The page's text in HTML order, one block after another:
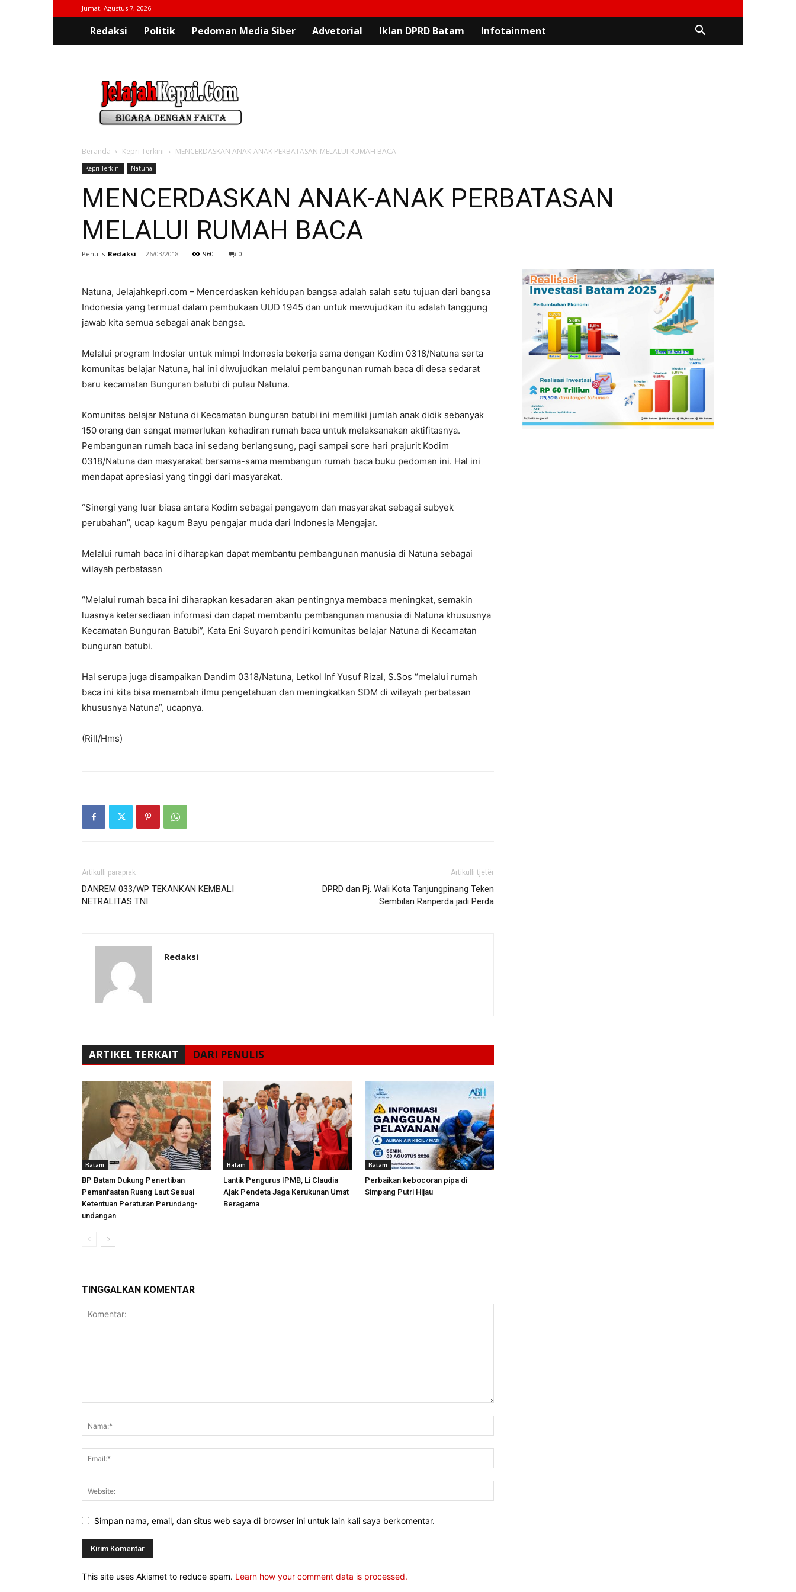
Jumat, Agustus 7, 2026
Redaksi Politik Pedoman Media Siber Advetorial Iklan DPRD Batam Infotainment
Beranda Kepri Terkini MENCERDASKAN ANAK-ANAK PERBATASAN MELALUI RUMAH BACA
Kepri Terkini Natuna
MENCERDASKAN ANAK-ANAK PERBATASAN
MELALUI RUMAH BACA
Penulis Redaksi - 26/03/2018 960 0
Natuna, Jelajahkepri.com – Mencerdaskan kehidupan bangsa adalah salah satu tujuan dari bangsa
Indonesia yang termuat dalam pembukaan UUD 1945 dan untuk mewujudkan itu adalah tanggung
jawab kita semua sebagai anak bangsa.
Melalui program Indosiar untuk mimpi Indonesia bekerja sama dengan Kodim 0318/Natuna serta
komunitas belajar Natuna, hal ini diwujudkan melalui pembangunan rumah baca di desa sedarat
baru kecamatan Bunguran batubi di pulau Natuna.
Komunitas belajar Natuna di Kecamatan bunguran batubi ini memiliki jumlah anak didik sebanyak
150 orang dan sangat memerlukan kehadiran rumah baca untuk melaksanakan aktifitasnya.
Pembangunan rumah baca ini sedang berlangsung, pagi sampai sore hari prajurit Kodim
0318/Natuna dan masyarakat bersama-sama membangun rumah baca buku pedoman ini. Hal ini
mendapat apresiasi yang tinggi dari masyarakat.
“Sinergi yang luar biasa antara Kodim sebagai pengayom dan masyarakat sebagai subyek
perubahan”, ucap kagum Bayu pengajar muda dari Indonesia Mengajar.
Melalui rumah baca ini diharapkan dapat membantu pembangunan manusia di Natuna sebagai
wilayah perbatasan
“Melalui rumah baca ini diharapkan kesadaran akan pentingnya membaca meningkat, semakin
luasnya ketersediaan informasi dan dapat membantu pembangunan manusia di Natuna khususnya
Kecamatan Bunguran Batubi”, Kata Eni Suyaroh pendiri komunitas belajar Natuna di Kecamatan
bunguran batubi.
Hal serupa juga disampaikan Dandim 0318/Natuna, Letkol Inf Yusuf Rizal, S.Sos “melalui rumah
baca ini kita bisa menambah ilmu pengetahuan dan meningkatkan SDM di wilayah perbatasan
khususnya Natuna”, ucapnya.
(Rill/Hms)
Artikulli paraprak
DANREM 033/WP TEKANKAN KEMBALI
NETRALITAS TNI
Artikulli tjetër
DPRD dan Pj. Wali Kota Tanjungpinang Teken
Sembilan Ranperda jadi Perda
Redaksi
ARTIKEL TERKAIT DARI PENULIS
Batam
BP Batam Dukung Penertiban
Pemanfaatan Ruang Laut Sesuai
Ketentuan Peraturan Perundang-
undangan
Batam
Lantik Pengurus IPMB, Li Claudia
Ajak Pendeta Jaga Kerukunan Umat
Beragama
Batam
Perbaikan kebocoran pipa di
Simpang Putri Hijau
TINGGALKAN KOMENTAR
Simpan nama, email, dan situs web saya di browser ini untuk lain kali saya berkomentar.
This site uses Akismet to reduce spam. Learn how your comment data is processed.